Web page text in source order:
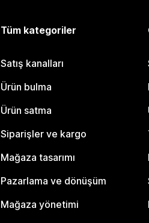
Tüm kategoriler
Satış kanalları
Ürün bulma
Ürün satma
Siparişler ve kargo
Mağaza tasarımı
Pazarlama ve dönüşüm
Mağaza yönetimi